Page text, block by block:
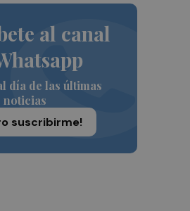
al canal
día de las últimas
noticias
suscribirme!